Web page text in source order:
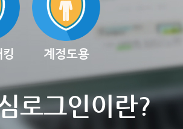
계정도용
로그인이란?